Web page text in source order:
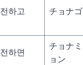
전하고 チョナゴ
전하면
チョナミ
ョン